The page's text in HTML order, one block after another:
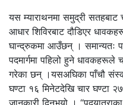
यस म्याराथनमा समुद्री सतहबाट
आधार शिविरबाट दौडिएर
घान्द्रुकमा आउँछन् । समान्यतः
पदमार्गमा पहिलो हुने धावकहरूले
गरेका छन् ।यसअघिका पाँचौ
घण्टा १६ मिनेटदेखि चार घण्टा
जानकारी दिनुुभयो ।